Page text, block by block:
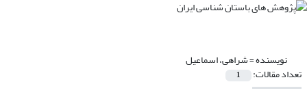
نویسنده =شراهی، اسماعیل
تعداد مقالات: 1